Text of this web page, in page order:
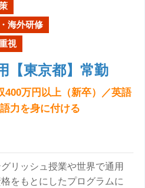
海外研修
視
【東京都】常勤
400万円以上（新卒）／英語
力を身に付ける
リッシュ授業や世界で通用
をもとにしたプログラムに